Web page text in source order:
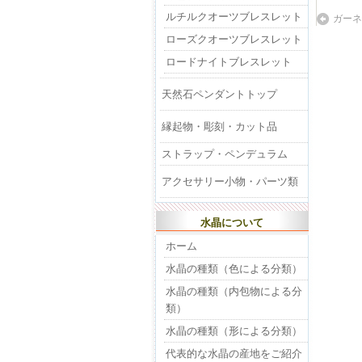
ガー
ルチルクオーツブレスレット
ローズクオーツブレスレット
ロードナイトブレスレット
天然石ペンダントトップ
縁起物・彫刻・カット品
ストラップ・ペンデュラム
アクセサリー小物・パーツ類
水晶について
ホーム
水晶の種類（色による分類）
水晶の種類（内包物による分
類）
水晶の種類（形による分類）
代表的な水晶の産地をご紹介